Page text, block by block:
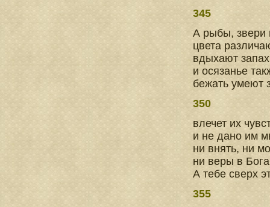
345
А рыбы, звери
цвета
вдыхают
и осязанье
бежать умеют
350
влечет их
и не дано им
ни внять, ни
ни веры в
А тебе сверх
355